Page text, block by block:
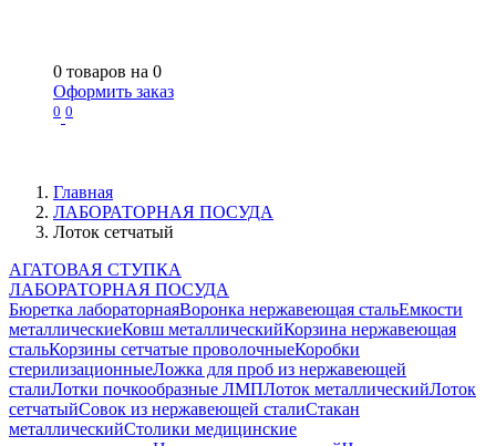
0 товаров на 0
Оформить заказ
0 0
Главная
ЛАБОРАТОРНАЯ ПОСУДА
Лоток сетчатый
АГАТОВАЯ СТУПКА
ЛАБОРАТОРНАЯ ПОСУДА
Бюретка лабораторнаяВоронка нержавеющая стальЕмкости
металлическиеКовш металлическийКорзина нержавеющая
стальКорзины сетчатые проволочныеКоробки
стерилизационныеЛожка для проб из нержавеющей
сталиЛотки почкообразные ЛМПЛоток металлическийЛоток
сетчатыйСовок из нержавеющей сталиСтакан
металлическийСтолики медицинские